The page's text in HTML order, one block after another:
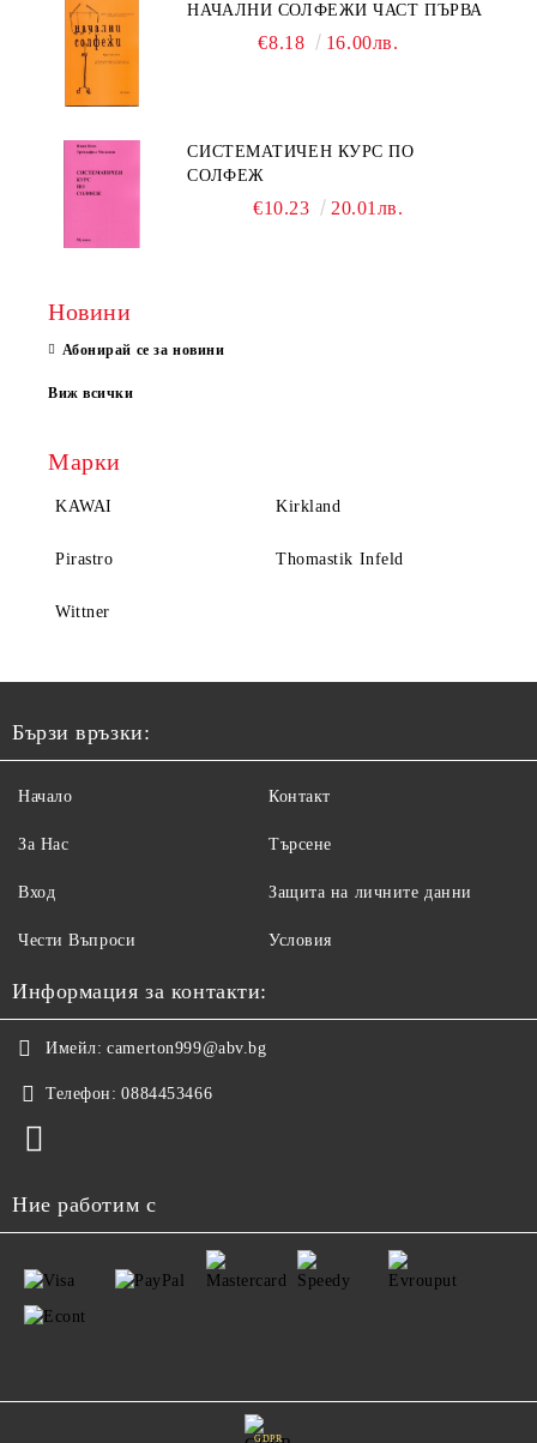
НАЧАЛНИ СОЛФЕЖИ ЧАСТ ПЪРВА
€8.18 16.00лв.
СИСТЕМАТИЧЕН КУРС ПО
СОЛФЕЖ
€10.23 20.01лв.
Новини
Абонирай се за новини
Виж всички
Марки
KAWAI Kirkland
Pirastro Thomastik Infeld
Wittner
Бързи връзки:
Начало
За Нас
Вход
Чести Въпроси
Контакт
Търсене
Защита на личните данни
Условия
Информация за контакти:
Имейл: camerton999@abv.bg
Телефон: 0884453466
Ние работим с
GDPR